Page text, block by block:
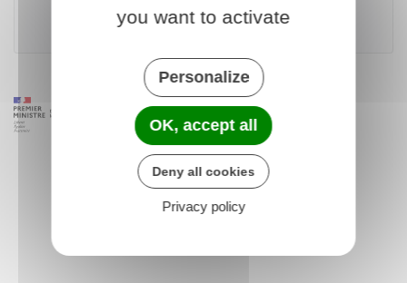
Infogreffe
you want to activate
Personalize
OK, accept all
Deny all cookies
Privacy policy